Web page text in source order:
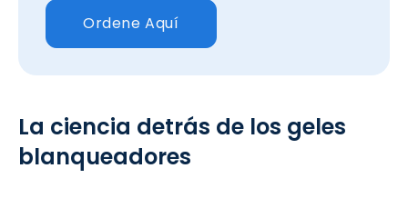
Ordene Aquí
La ciencia detrás de los geles
blanqueadores